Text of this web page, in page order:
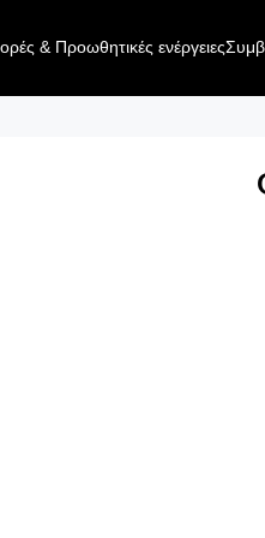
& Προωθητικές ενέργειες